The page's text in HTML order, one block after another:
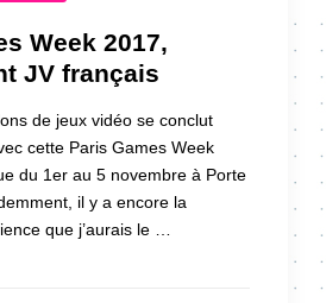
Week 2017,
JV français
de jeux vidéo se conclut
cette Paris Games Week
du 1er au 5 novembre à Porte
il y a encore la
que j’aurais le …